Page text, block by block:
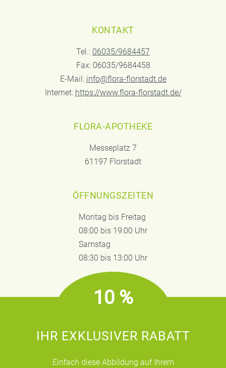
KONTAKT
Tel.: 06035/9684457
Fax: 06035/9684458
E-Mail: info@flora-florstadt.de
Internet: https://www.flora-florstadt.de/
FLORA-APOTHEKE
Messeplatz 7
61197 Florstadt
ÖFFNUNGSZEITEN
Montag bis Freitag
08:00 bis 19:00 Uhr
Samstag
08:30 bis 13:00 Uhr
10 %
IHR EXKLUSIVER RABATT
Einfach diese Abbildung auf Ihrem